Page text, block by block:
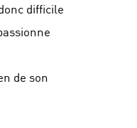
difficile
de son